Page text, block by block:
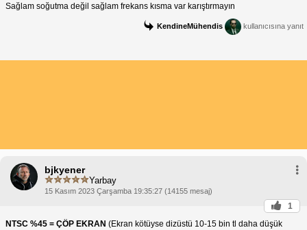
Sağlam soğutma değil sağlam frekans kısma var karıştırmayın
KendineMühendis kullanıcısına yanıt
bjkyener
Yarbay
15 Kasım 2023 Çarşamba 19:35:27 (14155 mesaj)
1
NTSC %45 = ÇÖP EKRAN (Ekran kötüyse dizüstü 10-15 bin tl daha düşük